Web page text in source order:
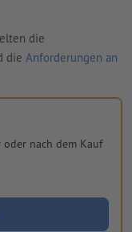
die
die Anforderungen an
nach dem Kauf